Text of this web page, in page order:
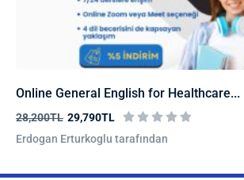
Online General English for Healthcare...
28,200TL 29,790TL
Erdogan Erturkoglu tarafından